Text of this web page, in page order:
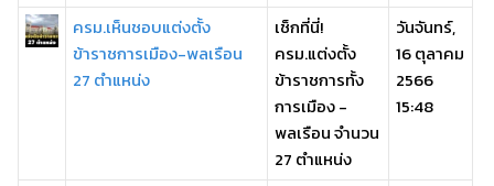
ครม.เห็นชอบแต่งตั้ง
ข้าราชการเมือง-พลเรือน
27 ตำแหน่ง
เช็กที่นี่!
ครม.แต่งตั้ง
ข้าราชการทั้ง
การเมือง -
พลเรือน จำนวน
27 ตำแหน่ง
วันจันทร์,
16 ตุลาคม
2566
15:48